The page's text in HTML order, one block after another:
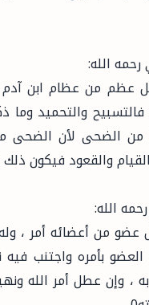
رحمه الله:
عظم من عظام ابن آدم
والتحميد
من الضحى لأن الضحى
والقعود فيكون ذلك
الله:
من أعضائه أمر ،
بأمره واجتنب
، وإن عطل أمر الله